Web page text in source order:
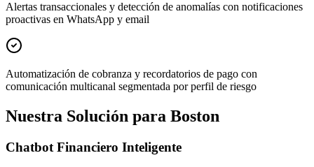
Alertas transaccionales y detección de anomalías con notificaciones
proactivas en WhatsApp y email
Automatización de cobranza y recordatorios de pago con
comunicación multicanal segmentada por perfil de riesgo
Nuestra Solución para Boston
Chatbot Financiero Inteligente